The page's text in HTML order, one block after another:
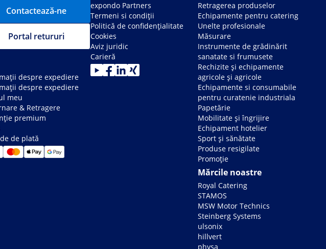
Contactează-ne
Portal retururi
despre expediere
despre expediere
meu
& Retragere
premium
de plată
expondo Partners
Termeni si condiții
Politică de confidențialitate
Cookies
Aviz juridic
Carieră
Retragerea produselor
Echipamente pentru catering
Unelte profesionale
Măsurare
Instrumente de grădinărit
sanatate si frumusete
Rechizite și echipamente
agricole și agricole
Echipamente si consumabile
pentru curatenie industriala
Papetărie
Mobilitate și îngrijire
Echipament hotelier
Sport și sănătate
Produse resigilate
Promoție
Mărcile noastre
Royal Catering
STAMOS
MSW Motor Technics
Steinberg Systems
ulsonix
hillvert
physa